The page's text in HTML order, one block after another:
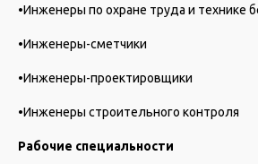
•Инженеры по охране труда и технике
•Инженеры-сметчики
•Инженеры-проектировщики
•Инженеры строительного контроля
Рабочие специальности